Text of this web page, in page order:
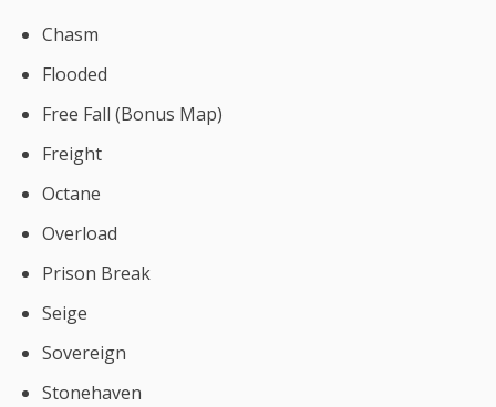
Chasm
Flooded
Free Fall (Bonus Map)
Freight
Octane
Overload
Prison Break
Seige
Sovereign
Stonehaven